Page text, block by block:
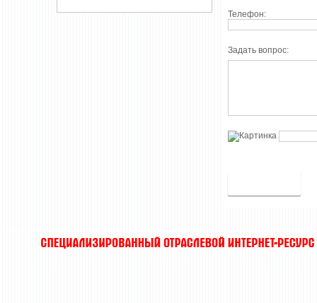
Телефон:
Задать вопрос: